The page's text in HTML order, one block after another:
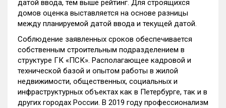
датой ввода, тем выше рейтинг. Для строящихся
домов оценка выставляется на основе разницы
между планируемой датой ввода и текущей датой.
Соблюдение заявленных сроков обеспечивается
собственным строительным подразделением в
структуре ГК «ПСК». Располагающее кадровой и
технической базой и опытом работы в жилой
недвижимости, общественных, социальных и
инфраструктурных объектах как в Петербурге, так и в
других городах России. В 2019 году профессионализм